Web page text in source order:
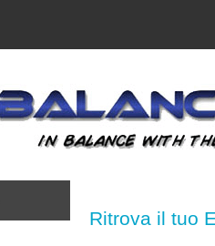
Ritrova il tuo